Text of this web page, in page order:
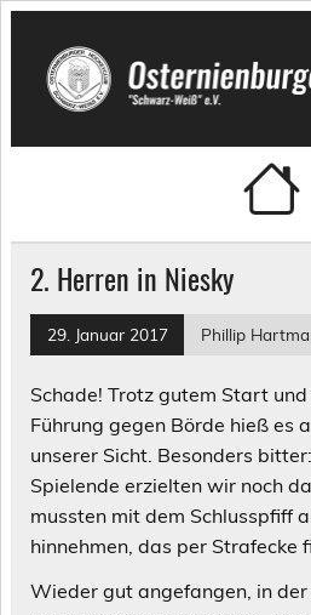
Skip
content
2. Herren in Niesky
29. Januar 2017 Phillip
Schade! Trotz gutem Start
Führung gegen Börde hieß es
unserer Sicht. Besonders
Spielende erzielten wir noch
mussten mit dem Schlusspfiff
hinnehmen, das per Strafecke
Wieder gut angefangen, in